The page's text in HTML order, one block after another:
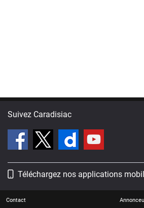
Suivez Caradisiac
Téléchargez nos applications
Contact